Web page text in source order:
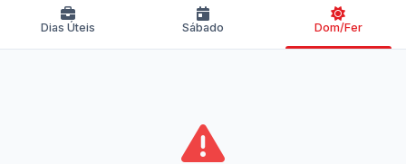
Dias Úteis Sábado Dom/Fer